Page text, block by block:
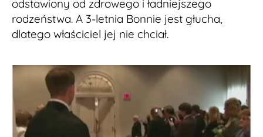
odstawiony od zdrowego i ładniejszego
rodzeństwa. A 3-letnia Bonnie jest głucha,
dlatego właściciel jej nie chciał.